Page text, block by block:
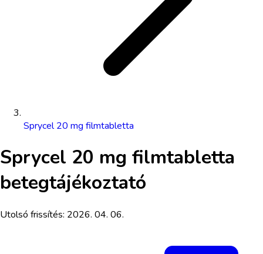
Sprycel 20 mg filmtabletta
Sprycel 20 mg filmtabletta
betegtájékoztató
Utolsó frissítés: 2026. 04. 06.